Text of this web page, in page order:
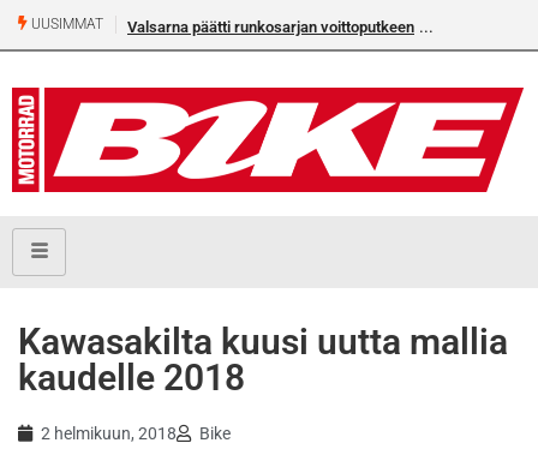
UUSIMMAT Valsarna päätti runkosarjan voittoputkeen
Kawasakilta kuusi uutta mallia
kaudelle 2018
2 helmikuun, 2018 Bike